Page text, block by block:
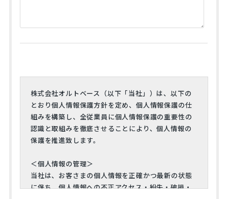
株式会社オルトベース（以下「当社」）は、以下の
とおり個人情報保護方針を定め、個人情報保護の仕
組みを構築し、全従業員に個人情報保護の重要性の
認識と取組みを徹底させることにより、個人情報の
保護を推進致します。
＜個人情報の管理＞
当社は、お客さまの個人情報を正確かつ最新の状態
に保ち、個人情報への不正アクセス・紛失・破損・